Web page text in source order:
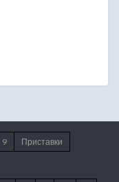
9
Приставки